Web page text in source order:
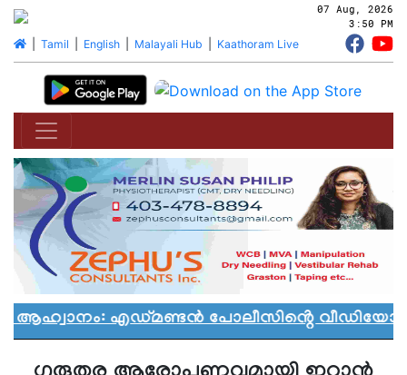
07 Aug, 2026
3:50 PM
| Tamil English| Malayali Hub Kaathoram Live
എഡ്മണ്ടൻ പോലീസിൻ്റെ വീഡിയോ